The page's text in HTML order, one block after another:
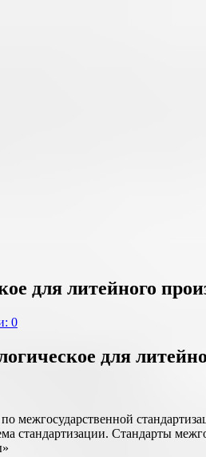
для литейного
0
для
Стандарты